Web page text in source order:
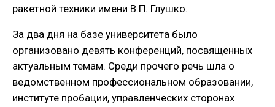
ракетной техники имени В.П. Глушко.
За два дня на базе университета было
организовано девять конференций, посвященных
актуальным темам. Среди прочего речь шла о
ведомственном профессиональном образовании,
институте пробации, управленческих сторонах